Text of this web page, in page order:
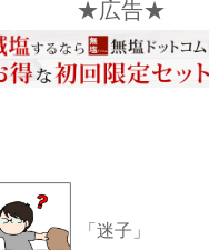
★広告★
「迷子」